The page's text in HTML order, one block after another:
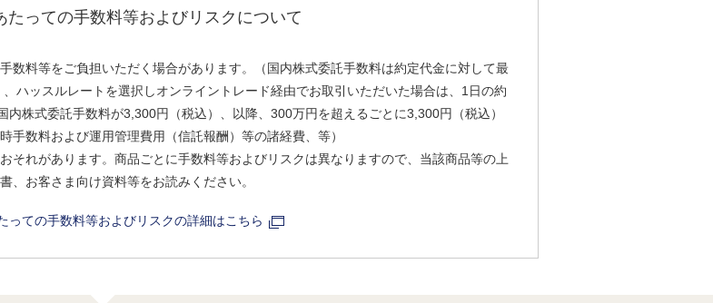
たっての手数料等およびリスクについて
数料等をご負担いただく場合があります。（国内株式委託手数料は約定代金に対して最
ハッスルレートを選択しオンライントレード経由でお取引いただいた場合は、1日の約
株式委託手数料が3,300円（税込）、以降、300万円を超えるごとに3,300円（税込）
数料および運用管理費用（信託報酬）等の諸経費、等）
それがあります。商品ごとに手数料等およびリスクは異なりますので、当該商品等の上
、お客さま向け資料等をお読みください。
っての手数料等およびリスクの詳細はこちら